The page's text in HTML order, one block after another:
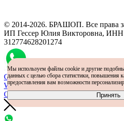
© 2014-2026. БРАШОП. Все права
ИП Гессер Юлия Викторовна,
312774628201274
Самый простой способ определить
WhatsApp
Определить размер
Мы используем файлы cookie и другие
данных с целью сбора статистики, повышения
предоставления вам возможности
Принять